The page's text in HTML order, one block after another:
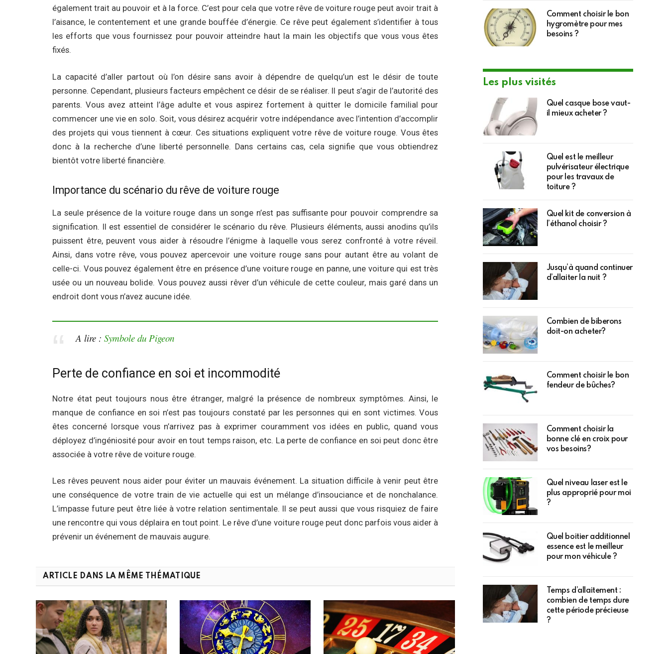
également trait au pouvoir et à la force. C’est pour cela que votre rêve de voiture rouge peut avoir trait à
l’aisance, le contentement et une grande bouffée d’énergie. Ce rêve peut également s’identifier à tous
les efforts que vous fournissez pour pouvoir atteindre haut la main les objectifs que vous vous êtes
fixés.
La capacité d’aller partout où l’on désire sans avoir à dépendre de quelqu’un est le désir de toute
personne. Cependant, plusieurs facteurs empêchent ce désir de se réaliser. Il peut s’agir de l’autorité des
parents. Vous avez atteint l’âge adulte et vous aspirez fortement à quitter le domicile familial pour
commencer une vie en solo. Soit, vous désirez acquérir votre indépendance avec l’intention d’accomplir
des projets qui vous tiennent à cœur. Ces situations expliquent votre rêve de voiture rouge. Vous êtes
donc à la recherche d’une liberté personnelle. Dans certains cas, cela signifie que vous obtiendrez
bientôt votre liberté financière.
Importance du scénario du rêve de voiture rouge
La seule présence de la voiture rouge dans un songe n’est pas suffisante pour pouvoir comprendre sa
signification. Il est essentiel de considérer le scénario du rêve. Plusieurs éléments, aussi anodins qu’ils
puissent être, peuvent vous aider à résoudre l’énigme à laquelle vous serez confronté à votre réveil.
Ainsi, dans votre rêve, vous pouvez apercevoir une voiture rouge sans pour autant être au volant de
celle-ci. Vous pouvez également être en présence d’une voiture rouge en panne, une voiture qui est très
usée ou un nouveau bolide. Vous pouvez aussi rêver d’un véhicule de cette couleur, mais garé dans un
endroit dont vous n’avez aucune idée.
A lire :Symbole du Pigeon
Perte de confiance en soi et incommodité
Notre état peut toujours nous être étranger, malgré la présence de nombreux symptômes. Ainsi, le
manque de confiance en soi n’est pas toujours constaté par les personnes qui en sont victimes. Vous
êtes concerné lorsque vous n’arrivez pas à exprimer couramment vos idées en public, quand vous
déployez d’ingéniosité pour avoir en tout temps raison, etc. La perte de confiance en soi peut donc être
associée à votre rêve de voiture rouge.
Les rêves peuvent nous aider pour éviter un mauvais événement. La situation difficile à venir peut être
une conséquence de votre train de vie actuelle qui est un mélange d’insouciance et de nonchalance.
L’impasse future peut être liée à votre relation sentimentale. Il se peut aussi que vous risquiez de faire
une rencontre qui vous déplaira en tout point. Le rêve d’une voiture rouge peut donc parfois vous aider à
prévenir un événement de mauvais augure.
ARTICLE DANS LA MÊME THÉMATIQUE
Comment choisir le bon
hygromètre pour mes
besoins ?
Les plus visités
Quel casque bose vaut-
il mieux acheter ?
Quel est le meilleur
pulvérisateur électrique
pour les travaux de
toiture ?
Quel kit de conversion à
l’éthanol choisir ?
Jusqu’à quand continuer
d’allaiter la nuit ?
Combien de biberons
doit-on acheter?
Comment choisir le bon
fendeur de bûches?
Comment choisir la
bonne clé en croix pour
vos besoins?
Quel niveau laser est le
plus approprié pour moi
?
Quel boitier additionnel
essence est le meilleur
pour mon véhicule ?
Temps d’allaitement :
combien de temps dure
cette période précieuse
?